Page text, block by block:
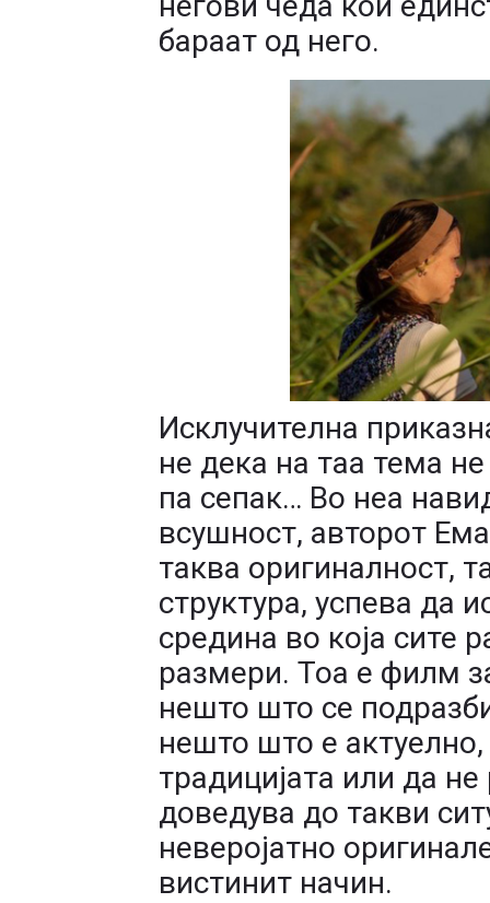
бараат од него.
Исклучителна
не дека на таа тема
па сепак… Во неа
всушност, авторот
таква оригиналност,
структура, успева да
средина во која сите
размери. Тоа е филм
нешто што се
нешто што е
традицијата или да
доведува до такви
неверојатно
вистинит начин.